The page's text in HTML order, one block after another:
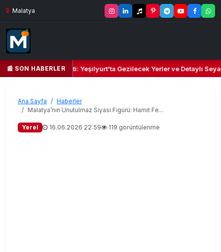
Malatya
📰 SON HABERLER
ve Kültür Cenneti: Yeşilyurt’ta Gezilecek Yerler ve Detaylı
Ana Sayfa
Haberler
Malatya’nın Unutulmaz Siyasi Figürü: Hamit Fe...
Yerel 16.06.2026 22:59 119 görüntülenme